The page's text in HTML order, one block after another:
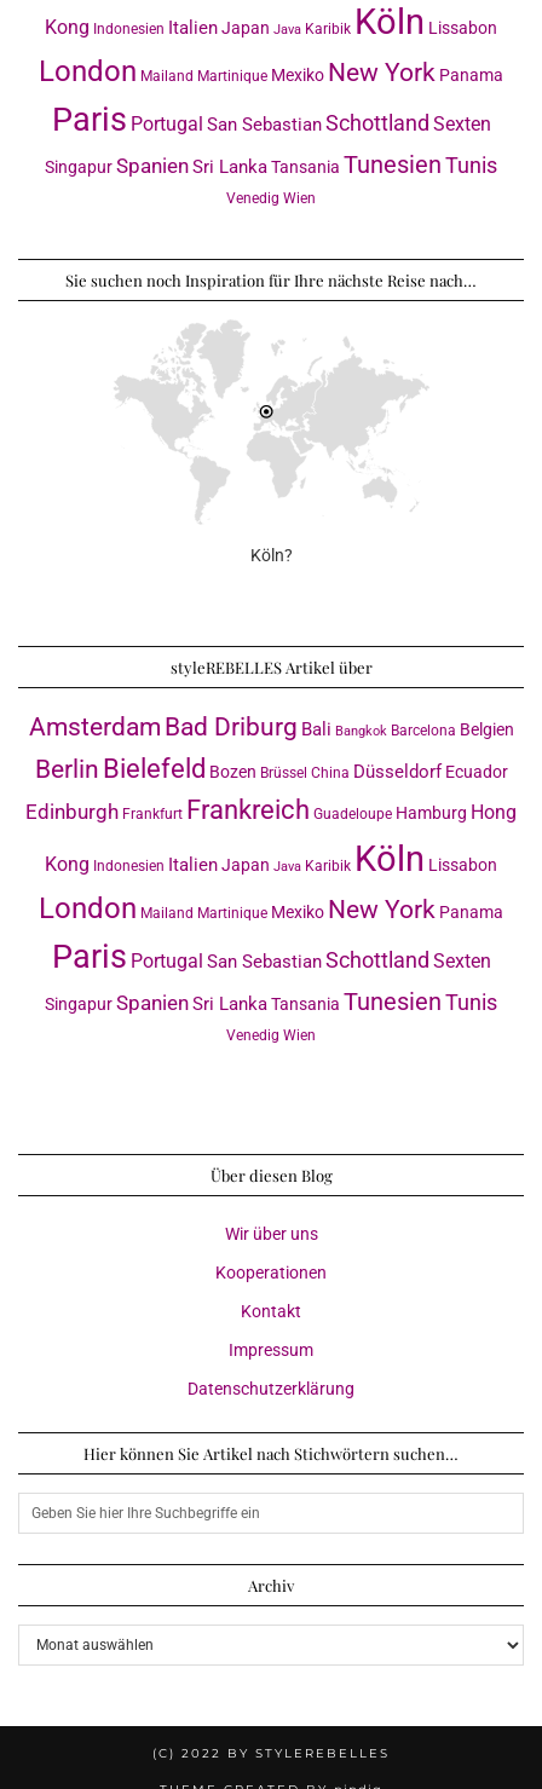
Kong Indonesien ItalienJapan Java Karibik Köln Lissabon
London Mailand Martinique Mexiko New York Panama
Paris Portugal San SebastianSchottland Sexten
SingapurSpanienSri LankaTansania TunesienTunis
Venedig Wien
Sie suchen noch Inspiration für Ihre nächste Reise nach…
Köln?
styleREBELLES Artikel über
Amsterdam Bad Driburg Bali Bangkok Barcelona Belgien
Berlin Bielefeld Bozen Brüssel China Düsseldorf Ecuador
Edinburgh Frankfurt Frankreich Guadeloupe Hamburg Hong
Kong Indonesien ItalienJapan Java Karibik Köln Lissabon
London Mailand Martinique Mexiko New York Panama
Paris Portugal San SebastianSchottland Sexten
SingapurSpanienSri LankaTansania TunesienTunis
Venedig Wien
Über diesen Blog
Wir über uns
Kooperationen
Kontakt
Impressum
Datenschutzerklärung
Hier können Sie Artikel nach Stichwörtern suchen…
Archiv
Archiv
(C) 2022 BY STYLEREBELLES